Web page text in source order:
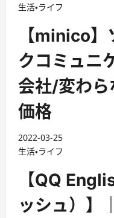
生活・ライフ
【minico
クコミュニ
会社/変わら
価格
2022-03-25
生活・ライフ
【QQ
ッシュ）】